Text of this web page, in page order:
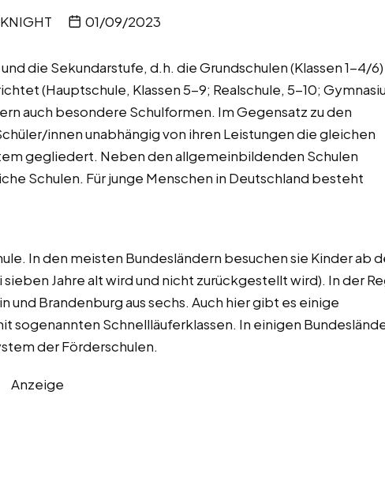
01/09/2023
die Sekundarstufe, d.h. die Grundschulen (Klassen 1-4/6)
(Hauptschule, Klassen 5-9; Realschule, 5-10;
auch besondere Schulformen. Im Gegensatz zu den
innen unabhängig von ihren Leistungen die gleichen
gegliedert. Neben den allgemeinbildenden Schulen
Schulen. Für junge Menschen in Deutschland besteht
In den meisten Bundesländern besuchen sie Kinder ab
Jahre alt wird und nicht zurückgestellt wird). In der
und Brandenburg aus sechs. Auch hier gibt es einige
sogenannten Schnellläuferklassen. In einigen
der Förderschulen.
Anzeige